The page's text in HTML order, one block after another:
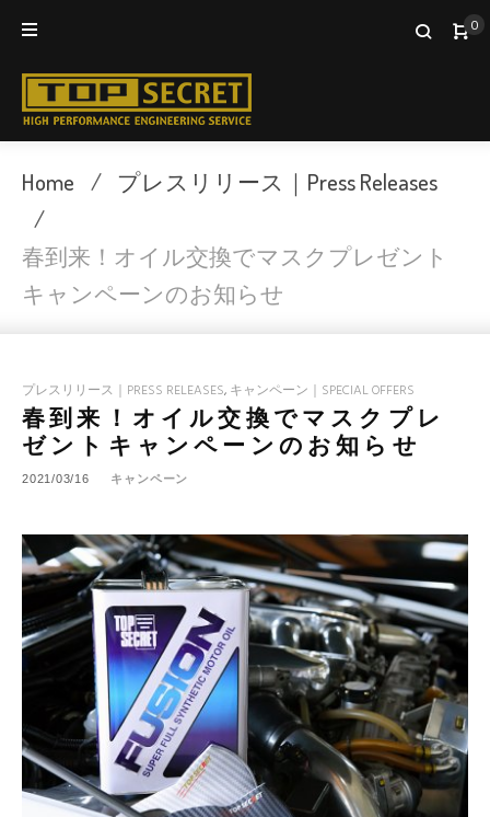
0
Home / プレスリリース｜Press Releases
/
春到来！オイル交換でマスクプレゼント
キャンペーンのお知らせ
プレスリリース｜PRESS RELEASES, キャンペーン｜SPECIAL OFFERS
春到来！オイル交換でマスクプレ
ゼントキャンペーンのお知らせ
2021/03/16 キャンペーン